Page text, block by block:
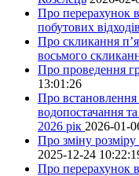
Про перерахунок
побутових відходів
Про скликання
восьмого
Про проведення
13:01:26
Про встановлення
водопостачання
2026 рік 2026-01-
Про зміну
2025-12-24
Про перерахунок